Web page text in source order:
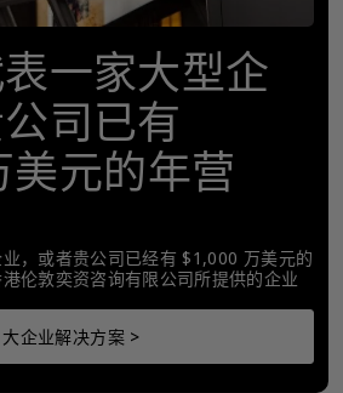
一家大型企
司已有
元的年营
，或者贵公司已经有 $1,000 万美元的
伦敦奕资咨询有限公司所提供的企业
大企业解决方案 >